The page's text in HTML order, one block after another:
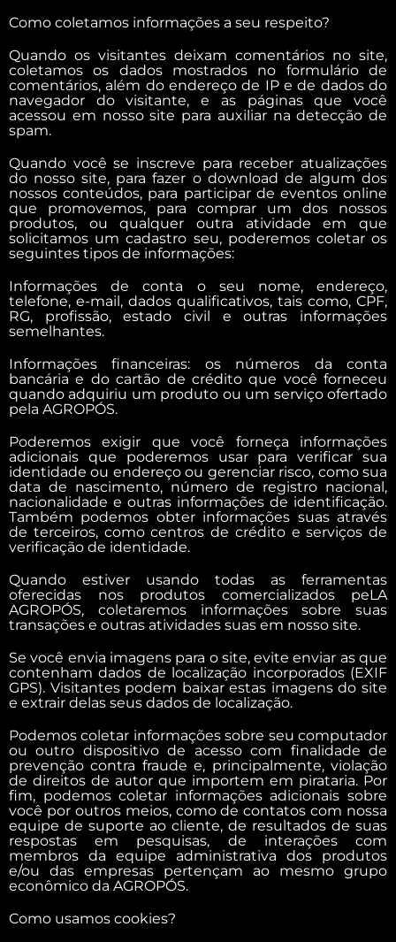
Como coletamos informações a seu respeito?
Quando os visitantes deixam comentários no site,
coletamos os dados mostrados no formulário de
comentários, além do endereço de IP e de dados do
navegador do visitante, e as páginas que você
acessou em nosso site para auxiliar na detecção de
spam.
Quando você se inscreve para receber atualizações
do nosso site, para fazer o download de algum dos
nossos conteúdos, para participar de eventos online
que promovemos, para comprar um dos nossos
produtos, ou qualquer outra atividade em que
solicitamos um cadastro seu, poderemos coletar os
seguintes tipos de informações:
Informações de conta o seu nome, endereço,
telefone, e-mail, dados qualificativos, tais como, CPF,
RG, profissão, estado civil e outras informações
semelhantes.
Informações financeiras: os números da conta
bancária e do cartão de crédito que você forneceu
quando adquiriu um produto ou um serviço ofertado
pela AGROPÓS.
Poderemos exigir que você forneça informações
adicionais que poderemos usar para verificar sua
identidade ou endereço ou gerenciar risco, como sua
data de nascimento, número de registro nacional,
nacionalidade e outras informações de identificação.
Também podemos obter informações suas através
de terceiros, como centros de crédito e serviços de
verificação de identidade.
Quando estiver usando todas as ferramentas
oferecidas nos produtos comercializados peLA
AGROPÓS, coletaremos informações sobre suas
transações e outras atividades suas em nosso site.
Se você envia imagens para o site, evite enviar as que
contenham dados de localização incorporados (EXIF
GPS). Visitantes podem baixar estas imagens do site
e extrair delas seus dados de localização.
Podemos coletar informações sobre seu computador
ou outro dispositivo de acesso com finalidade de
prevenção contra fraude e, principalmente, violação
de direitos de autor que importem em pirataria. Por
fim, podemos coletar informações adicionais sobre
você por outros meios, como de contatos com nossa
equipe de suporte ao cliente, de resultados de suas
respostas em pesquisas, de interações com
membros da equipe administrativa dos produtos
e/ou das empresas pertençam ao mesmo grupo
econômico da AGROPÓS.
Como usamos cookies?